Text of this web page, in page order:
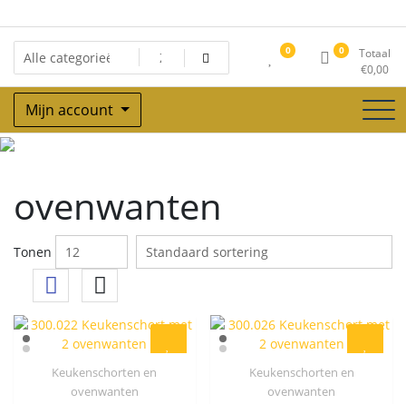
naar
de
inhoud
0 0
Totaal
€0,00
Mijn account
ovenwanten
Tonen
Quick View
Keukenschorten en
ovenwanten
Quick View
Keukenschorten en
ovenwanten